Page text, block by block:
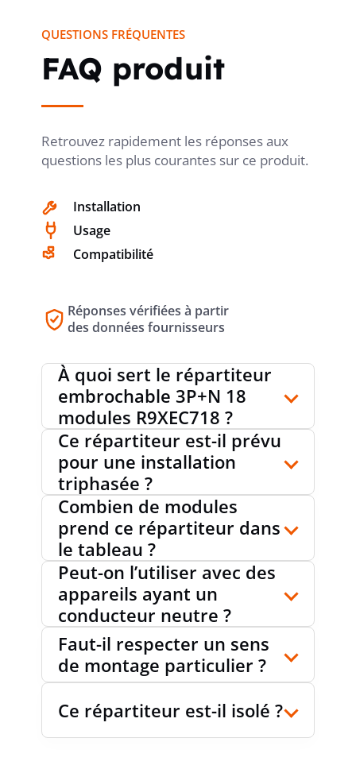
QUESTIONS FRÉQUENTES
FAQ produit
Retrouvez rapidement les réponses aux
questions les plus courantes sur ce produit.
Installation
Usage
Compatibilité
Réponses vérifiées à partir
des données fournisseurs
À quoi sert le répartiteur
embrochable 3P+N 18
modules R9XEC718 ?
Ce répartiteur est-il prévu
pour une installation
triphasée ?
Combien de modules
prend ce répartiteur dans
le tableau ?
Peut-on l’utiliser avec des
appareils ayant un
conducteur neutre ?
Faut-il respecter un sens
de montage particulier ?
Ce répartiteur est-il isolé ?